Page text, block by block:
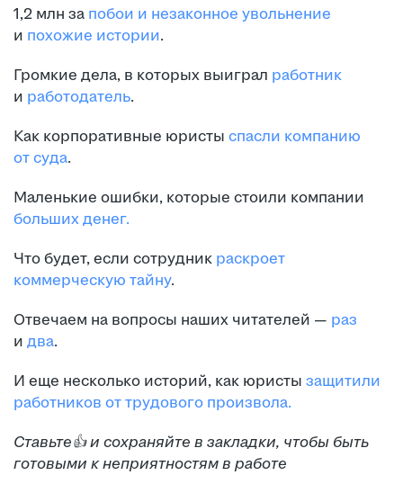
1,2 млн за побои и незаконное увольнение
и похожие истории.
Громкие дела, в которых выиграл работник
и работодатель.
Как корпоративные юристы спасли компанию
от суда.
Маленькие ошибки, которые стоили компании
больших денег.
Что будет, если сотрудник раскроет
коммерческую тайну.
Отвечаем на вопросы наших читателей — раз
и два.
И еще несколько историй, как юристы защитили
работников от трудового произвола.
Ставьте👍 и сохраняйте в закладки, чтобы быть
готовыми к неприятностям в работе